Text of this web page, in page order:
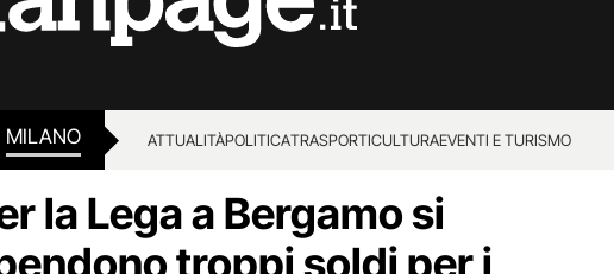
MILANO ATTUALITÀPOLITICATRASPORTICULTURAEVENTI E TURISMO
la Lega a Bergamo si
troppi soldi per i